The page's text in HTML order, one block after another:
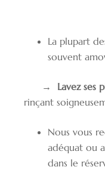
La plupart
souvent
→ Lavez ses
rinçant
Nous vous
adéquat ou
dans le